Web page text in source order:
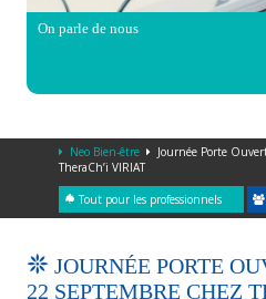
On parle de nous
Neo Bien-être
Journée Porte
TheraCh’i VIRIAT
Tout pour les professionnels
JOURNÉE PORTE
22 SEPTEMBRE CHEZ